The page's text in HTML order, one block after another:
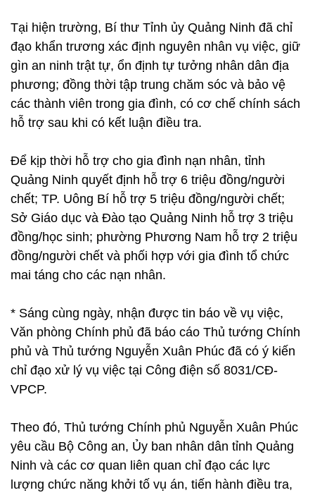
Tại hiện trường, Bí thư Tỉnh ủy Quảng Ninh đã chỉ
đạo khẩn trương xác định nguyên nhân vụ việc, giữ
gìn an ninh trật tự, ổn định tự tưởng nhân dân địa
phương; đồng thời tập trung chăm sóc và bảo vệ
các thành viên trong gia đình, có cơ chế chính sách
hỗ trợ sau khi có kết luận điều tra.
Để kịp thời hỗ trợ cho gia đình nạn nhân, tỉnh
Quảng Ninh quyết định hỗ trợ 6 triệu đồng/người
chết; TP. Uông Bí hỗ trợ 5 triệu đồng/người chết;
Sở Giáo dục và Đào tạo Quảng Ninh hỗ trợ 3 triệu
đồng/học sinh; phường Phương Nam hỗ trợ 2 triệu
đồng/người chết và phối hợp với gia đình tổ chức
mai táng cho các nạn nhân.
* Sáng cùng ngày, nhận được tin báo về vụ việc,
Văn phòng Chính phủ đã báo cáo Thủ tướng Chính
phủ và Thủ tướng Nguyễn Xuân Phúc đã có ý kiến
chỉ đạo xử lý vụ việc tại Công điện số 8031/CĐ-
VPCP.
Theo đó, Thủ tướng Chính phủ Nguyễn Xuân Phúc
yêu cầu Bộ Công an, Ủy ban nhân dân tỉnh Quảng
Ninh và các cơ quan liên quan chỉ đạo các lực
lượng chức năng khởi tố vụ án, tiến hành điều tra,